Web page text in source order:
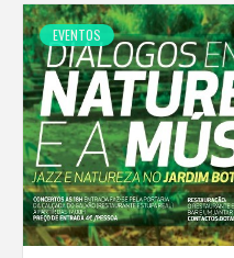
EVENTOS